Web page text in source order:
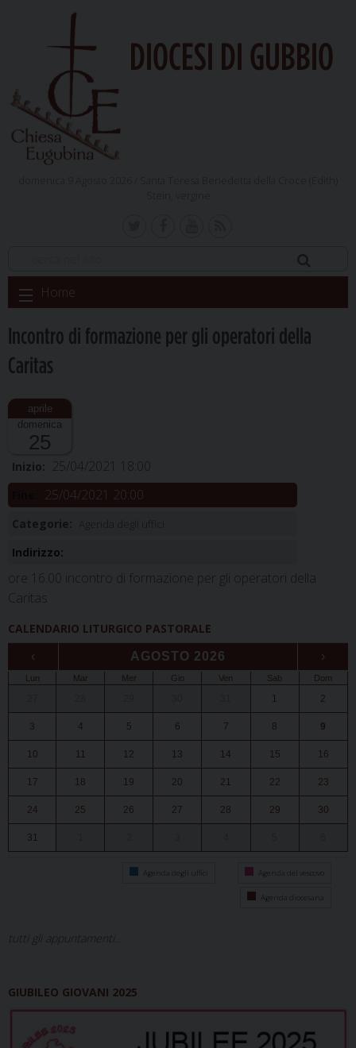
DIOCESI DI GUBBIO
Skip
to
Home
Incontro di formazione per gli operatori della
Caritas
domenica
25
Inizio: 25/04/2021 18:00
25/04/2021 20:00
Categorie:
Indirizzo:
ore 16.00 incontro di formazione per gli operatori della
Caritas
CALENDARIO LITURGICO PASTORALE
‹ AGOSTO 2026 ›
Lun Mar Mer Gio Ven Sab Dom
1 2
3 4 5 6 7 8 9
10 11 12 13 14 15 16
17 18 19 20 21 22 23
24 25 26 27 28 29 30
31
Agenda degli uffici Agenda del vescovo
Agenda diocesana
tutti gli appuntamenti...
GIUBILEO GIOVANI 2025